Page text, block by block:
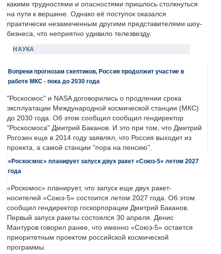
какими трудностями и опасностями пришлось столкнуться
на пути к вершине. Однако её поступок оказался
практически незамеченным другими представителями шоу-
бизнеса, что неприятно удивило телезвезду.
НАУКА
Вопреки прогнозам скептиков, Россия продолжит участие в
работе МКС - пока до 2030 года
"Роскосмос" и NASA договорились о продлении срока
эксплуатации Международной космической станции (МКС)
до 2030 года. Об этом сообщил сообщил гендиректор
"Роскосмоса" Дмитрий Баканов. И это при том, что Дмитрий
Рогозин еще в 2014 году заявлял, что Россия выходит из
проекта, а самой станции "пора на пенсию".
«Роскосмос» планирует запуск двух ракет «Союз-5» летом 2027
года
«Роскомос» планирует, что запуск еще двух ракет-
носителей «Союз-5» состоится летом 2027 года. Об этом
сообщил гендиректор госкорпорации Дмитрий Баканов.
Первый запуск ракеты состоялся 30 апреля. Денис
Мантуров говорил ранее, что именно «Союз-5» остается
приоритетным проектом российской космической
программы.